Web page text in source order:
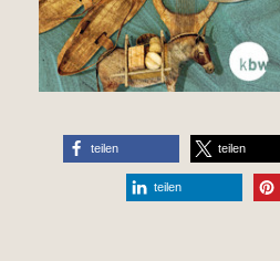
teilen teilen
teilen